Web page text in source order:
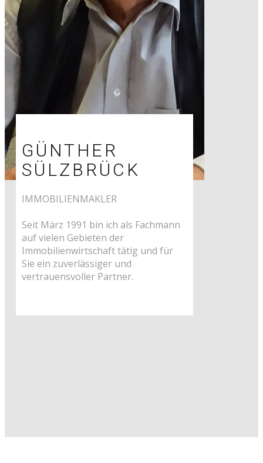
GÜNTHER
SÜLZBRÜCK
IMMOBILIENMAKLER
Seit März 1991 bin ich als Fachmann
auf vielen Gebieten der
Immobilienwirtschaft tätig und für
Sie ein zuverlässiger und
vertrauensvoller Partner.